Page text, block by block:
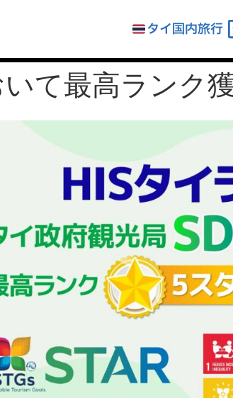
タイ国内旅行
いて最高ランク